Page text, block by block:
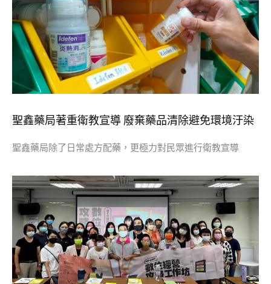
​聖鑫藥局著重衛教宣導 廢棄藥品清除避免環境汙染
聖鑫藥局除了日常處方配藥，更極力對民眾進行衛教宣導